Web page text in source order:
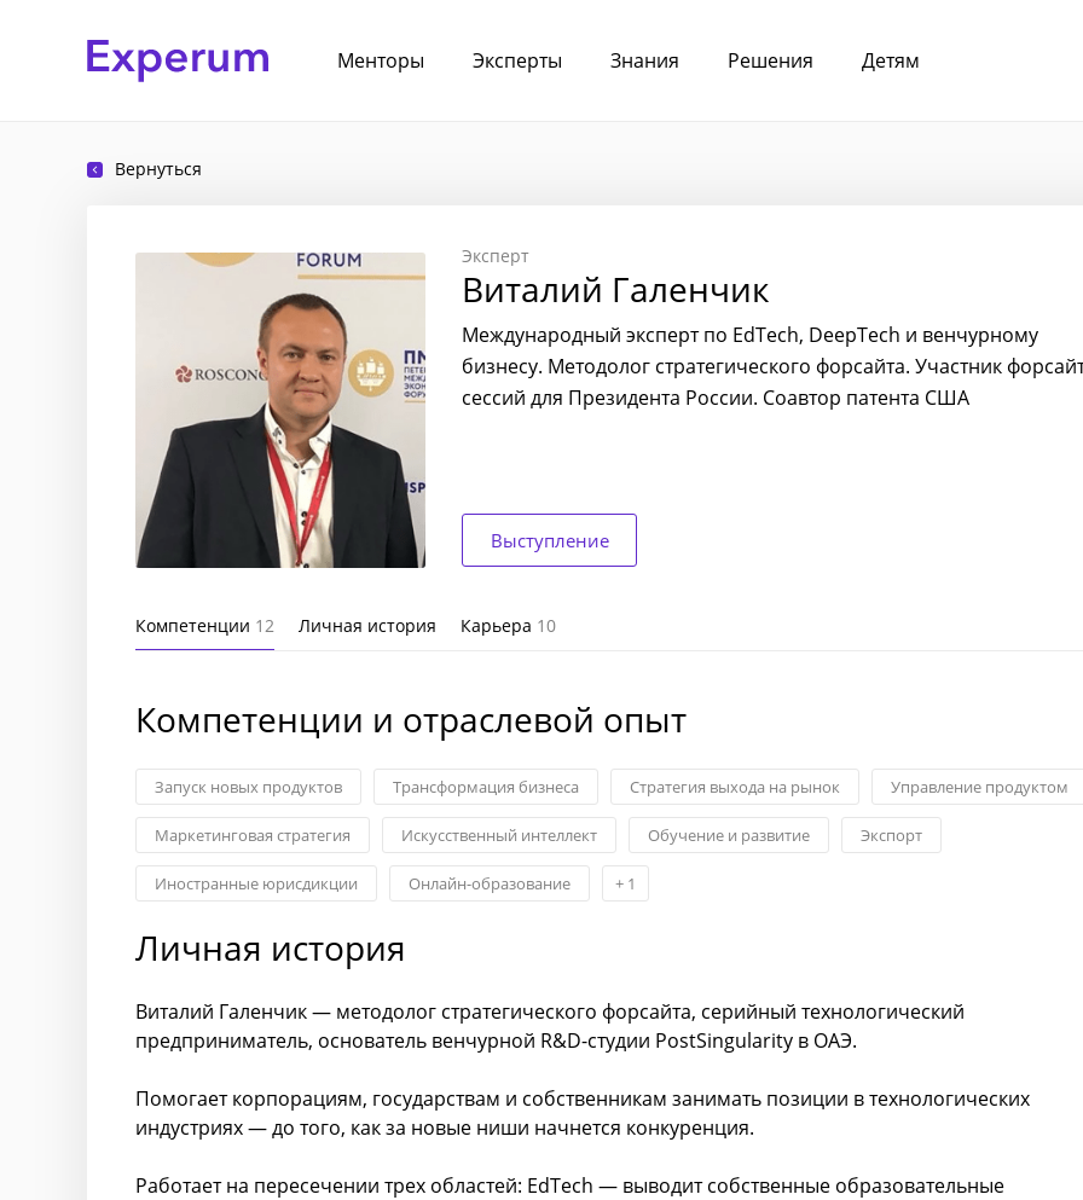
Менторы Эксперты Знания Решения Детям
Вернуться
Эксперт
Виталий Галенчик
Международный эксперт по EdTech, DeepTech и венчурному
бизнесу. Методолог стратегического форсайта. Участник
сессий для Президента России. Соавтор патента США
Выступление
Компетенции 12 Личная история Карьера 10
Компетенции и отраслевой опыт
Запуск новых продуктов Трансформация бизнеса Стратегия выхода на рынок Управление продуктом
Маркетинговая стратегия Искусственный интеллект Обучение и развитие Экспорт
Иностранные юрисдикции Онлайн-образование + 1
Личная история
Виталий Галенчик — методолог стратегического форсайта, серийный технологический
предприниматель, основатель венчурной R&D-студии PostSingularity в ОАЭ.
Помогает корпорациям, государствам и собственникам занимать позиции в технологических
индустриях — до того, как за новые ниши начнется конкуренция.
Работает на пересечении трех областей: EdTech — выводит собственные образовательные